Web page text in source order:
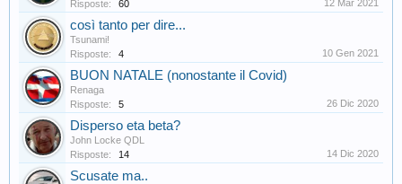
Risposte: 60 12 Mar 2021
così tanto per dire...
Tsunami!
Risposte:
4 10 Gen 2021
BUON NATALE (nonostante il Covid)
Renaga
Risposte:
5 26 Dic 2020
Disperso eta beta?
John Locke QDL
Risposte:
14 14 Dic 2020
Scusate ma..